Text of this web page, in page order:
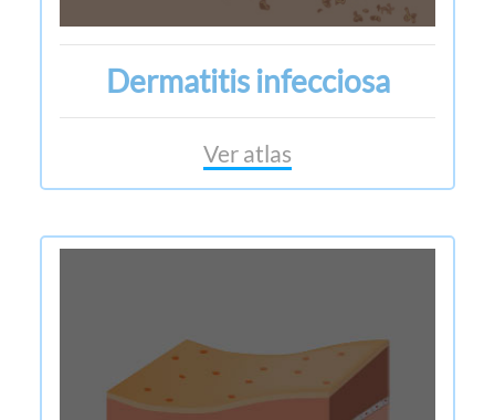
Dermatitis infecciosa
Ver atlas